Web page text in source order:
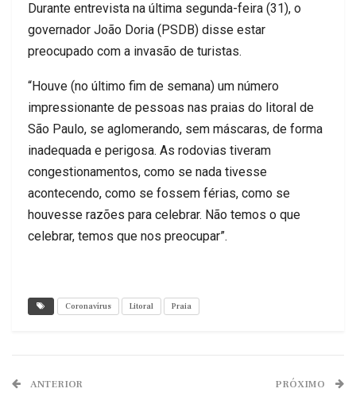
Durante entrevista na última segunda-feira (31), o
governador João Doria (PSDB) disse estar
preocupado com a invasão de turistas.
“Houve (no último fim de semana) um número
impressionante de pessoas nas praias do litoral de
São Paulo, se aglomerando, sem máscaras, de forma
inadequada e perigosa. As rodovias tiveram
congestionamentos, como se nada tivesse
acontecendo, como se fossem férias, como se
houvesse razões para celebrar. Não temos o que
celebrar, temos que nos preocupar”.
Coronavírus Litoral Praia
ANTERIOR PRÓXIMO